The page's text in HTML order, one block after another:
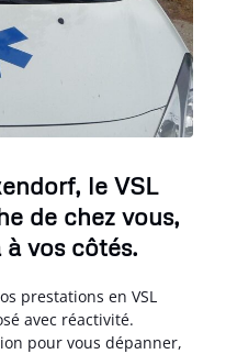
le VSL
de chez vous,
à vos côtés.
prestations en VSL
avec réactivité.
pour vous dépanner,